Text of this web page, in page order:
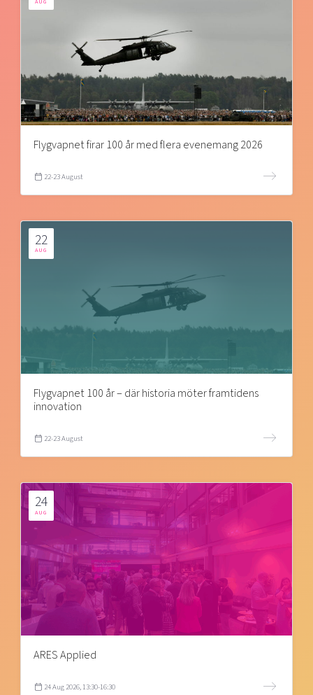
AUG
Flygvapnet firar 100 år med flera evenemang 2026
22-23 August
22
AUG
Flygvapnet 100 år – där historia möter framtidens
innovation
22-23 August
24
AUG
ARES Applied
24 Aug 2026, 13:30-16:30